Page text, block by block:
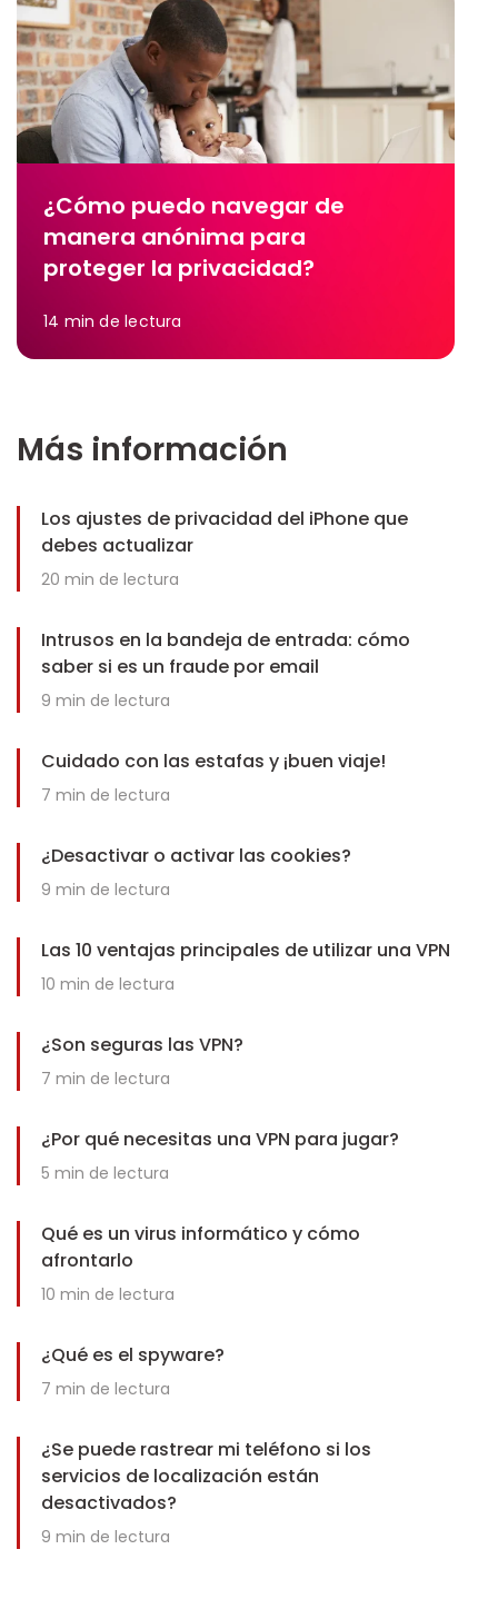
¿Cómo puedo navegar de
manera anónima para
proteger la privacidad?
14 min de lectura
Más información
Los ajustes de privacidad del iPhone que
debes actualizar
20 min de lectura
Intrusos en la bandeja de entrada: cómo
saber si es un fraude por email
9 min de lectura
Cuidado con las estafas y ¡buen viaje!
7 min de lectura
¿Desactivar o activar las cookies?
9 min de lectura
Las 10 ventajas principales de utilizar una VPN
10 min de lectura
¿Son seguras las VPN?
7 min de lectura
¿Por qué necesitas una VPN para jugar?
5 min de lectura
Qué es un virus informático y cómo
afrontarlo
10 min de lectura
¿Qué es el spyware?
7 min de lectura
¿Se puede rastrear mi teléfono si los
servicios de localización están
desactivados?
9 min de lectura